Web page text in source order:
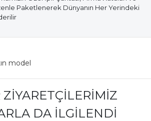
Paketlenerek Dünyanın Her Yerindeki
model
ZIYARETÇILERIMIZ
DA İLGILENDI